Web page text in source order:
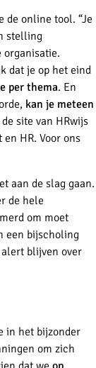
de online tool. “Je
stelling
organisatie.
dat je op het eind
per thema. En
kan je meteen
site van HRwijs
HR. Voor ons
aan de slag gaan.
de hele
om moet
een bijscholing
blijven over
in het bijzonder
om zich